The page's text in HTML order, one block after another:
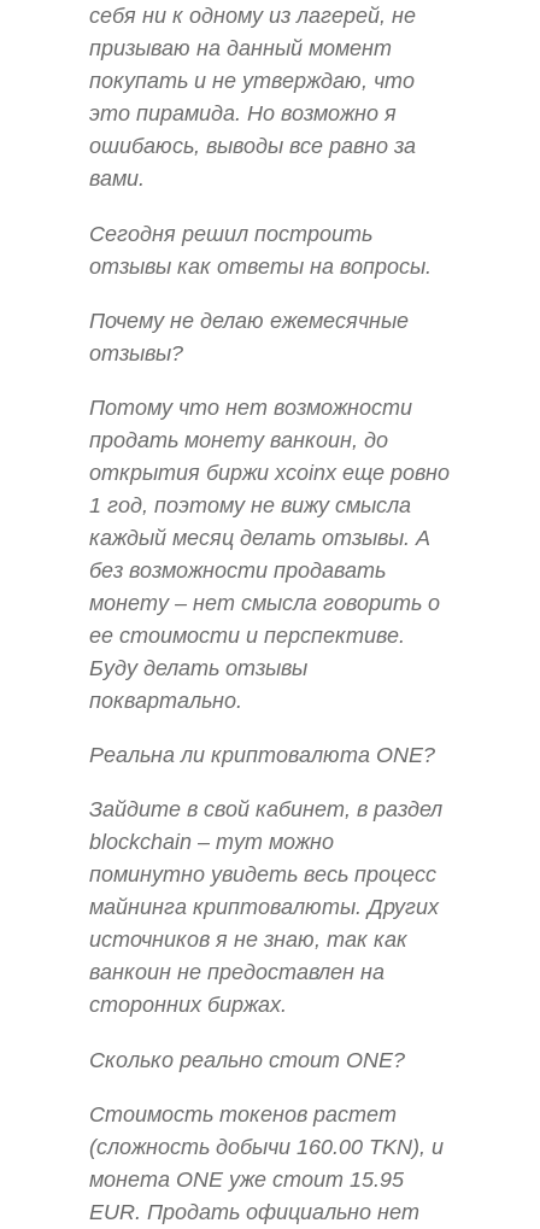
себя ни к одному из лагерей, не
призываю на данный момент
покупать и не утверждаю, что
это пирамида. Но возможно я
ошибаюсь, выводы все равно за
вами.
Сегодня решил построить
отзывы как ответы на вопросы.
Почему не делаю ежемесячные
отзывы?
Потому что нет возможности
продать монету ванкоин, до
открытия биржи xcoinx еще ровно
1 год, поэтому не вижу смысла
каждый месяц делать отзывы. А
без возможности продавать
монету – нет смысла говорить о
ее стоимости и перспективе.
Буду делать отзывы
поквартально.
Реальна ли криптовалюта ONE?
Зайдите в свой кабинет, в раздел
blockchain – тут можно
поминутно увидеть весь процесс
майнинга криптовалюты. Других
источников я не знаю, так как
ванкоин не предоставлен на
сторонних биржах.
Сколько реально стоит ONE?
Стоимость токенов растет
(сложность добычи 160.00 TKN), и
монета ONE уже стоит 15.95
EUR. Продать официально нет